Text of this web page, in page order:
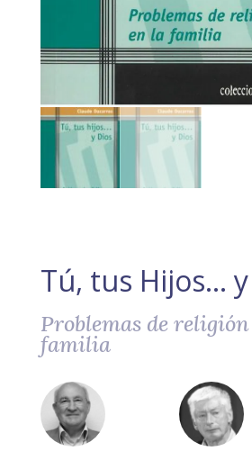
Tú, tus Hijos…
Problemas de
familia